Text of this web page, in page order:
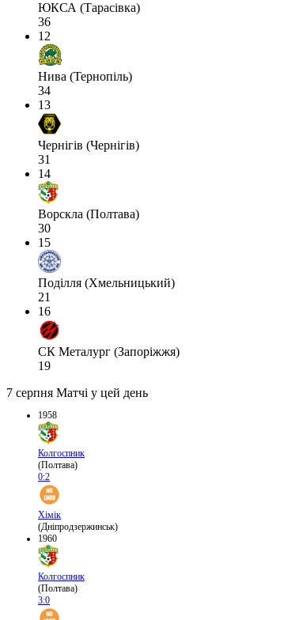
ЮКСА (Тарасівка)
36
12
Нива (Тернопіль)
34
13
Чернігів (Чернігів)
31
14
Ворскла (Полтава)
30
15
Поділля (Хмельницький)
21
16
СК Металург (Запоріжжя)
19
7 серпня Матчі у цей день
1958
Колгоспник
(Полтава)
0:2
Хімік
(Дніпродзержинськ)
1960
Колгоспник
(Полтава)
3:0